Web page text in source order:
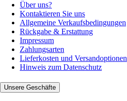
Über uns?
Kontaktieren Sie uns
Allgemeine Verkaufsbedingungen
Rückgabe & Erstattung
Impressum
Zahlungsarten
Lieferkosten und Versandoptionen
Hinweis zum Datenschutz
Unsere Geschäfte